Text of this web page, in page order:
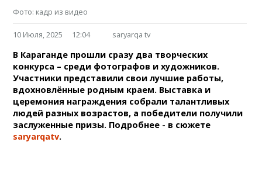
Фото: кадр из видео
10 Июля, 2025 12:04 saryarqa tv
В Караганде прошли сразу два творческих
конкурса – среди фотографов и художников.
Участники представили свои лучшие работы,
вдохновлённые родным краем. Выставка и
церемония награждения собрали талантливых
людей разных возрастов, а победители получили
заслуженные призы. Подробнее - в сюжете
saryarqatv.